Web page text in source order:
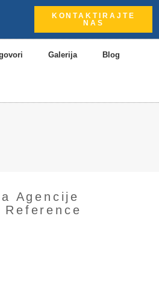
KONTAKTIRAJTE
NAS
Galerija Blog
Agencije